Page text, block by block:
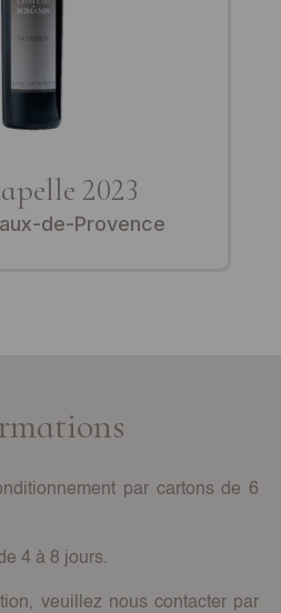
2023
de-Provence
par cartons de 6
4 à 8 jours.
veuillez nous contacter par